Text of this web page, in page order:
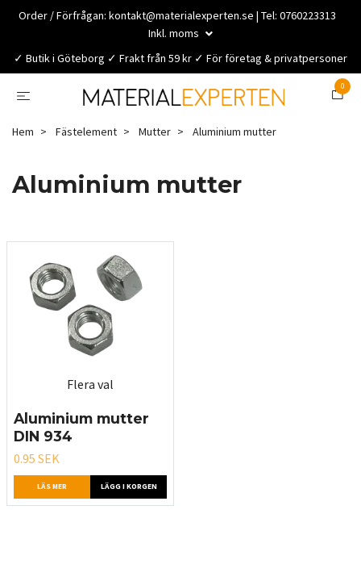
Order / Förfrågan: kontakt@materialexperten.se | Tel: 0760223313
Inkl. moms
✓ Butik i Göteborg ✓ Frakt från 59 kr ✓ För företag & privatpersoner
0
Hem Fästelement Mutter Aluminium mutter
Aluminium mutter
Flera val
Aluminium mutter
DIN 934
0.95 SEK
LÄS MER LÄGG I KORGEN